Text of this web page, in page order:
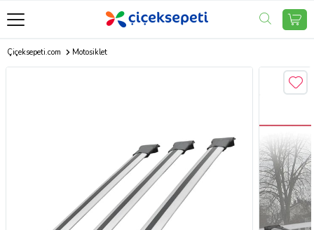
Çiçeksepeti.com Motosiklet